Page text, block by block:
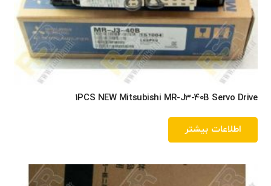
1PCS NEW Mitsubishi MR-J3-40B Servo Drive
اطلاعات بیشتر